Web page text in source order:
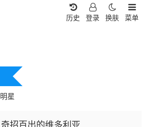
菜单
换肤
登录
历史
明星
奇招百出的维多利亚